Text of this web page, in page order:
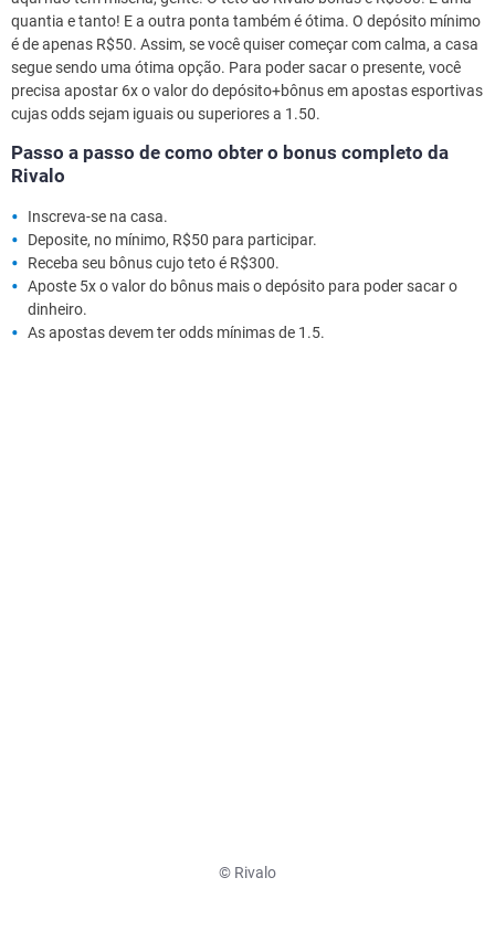
quantia e tanto! E a outra ponta também é ótima. O depósito mínimo
é de apenas R$50. Assim, se você quiser começar com calma, a casa
segue sendo uma ótima opção. Para poder sacar o presente, você
precisa apostar 6x o valor do depósito+bônus em apostas esportivas
cujas odds sejam iguais ou superiores a 1.50.
Passo a passo de como obter o bonus completo da
Rivalo
Inscreva-se na casa.
Deposite, no mínimo, R$50 para participar.
Receba seu bônus cujo teto é R$300.
Aposte 5x o valor do bônus mais o depósito para poder sacar o
dinheiro.
As apostas devem ter odds mínimas de 1.5.
© Rivalo